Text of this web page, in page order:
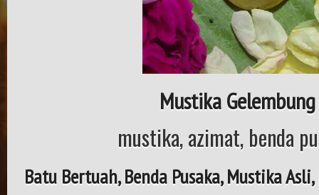
Mustika
mustika, azimat, benda
Batu Bertuah, Benda Pusaka, Mustika